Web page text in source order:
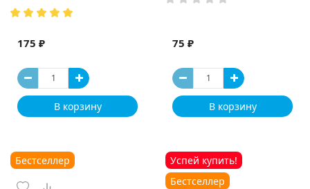
175 ₽
В корзину
75 ₽
В корзину
Бестселлер
Успей купить!
Бестселлер